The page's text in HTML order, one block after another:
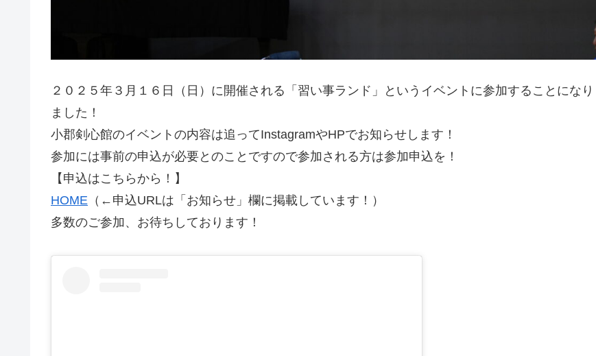
２０２５年３月１６日（日）に開催される「習い事ランド」というイベントに参加することになり
ました！
小郡剣心館のイベントの内容は追ってInstagramやHPでお知らせします！
参加には事前の申込が必要とのことですので参加される方は参加申込を！
【申込はこちらから！】
HOME （←申込URLは「お知らせ」欄に掲載しています！）
多数のご参加、お待ちしております！